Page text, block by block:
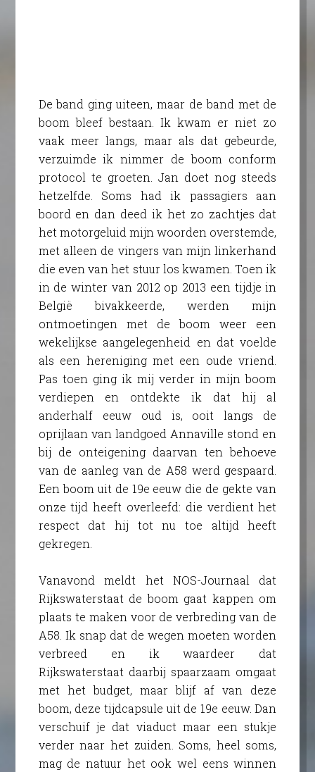
De band ging uiteen, maar de band met de
boom bleef bestaan. Ik kwam er niet zo
vaak meer langs, maar als dat gebeurde,
verzuimde ik nimmer de boom conform
protocol te groeten. Jan doet nog steeds
hetzelfde. Soms had ik passagiers aan
boord en dan deed ik het zo zachtjes dat
het motorgeluid mijn woorden overstemde,
met alleen de vingers van mijn linkerhand
die even van het stuur los kwamen. Toen ik
in de winter van 2012 op 2013 een tijdje in
België bivakkeerde, werden mijn
ontmoetingen met de boom weer een
wekelijkse aangelegenheid en dat voelde
als een hereniging met een oude vriend.
Pas toen ging ik mij verder in mijn boom
verdiepen en ontdekte ik dat hij al
anderhalf eeuw oud is, ooit langs de
oprijlaan van landgoed Annaville stond en
bij de onteigening daarvan ten behoeve
van de aanleg van de A58 werd gespaard.
Een boom uit de 19e eeuw die de gekte van
onze tijd heeft overleefd: die verdient het
respect dat hij tot nu toe altijd heeft
gekregen.
Vanavond meldt het NOS-Journaal dat
Rijkswaterstaat de boom gaat kappen om
plaats te maken voor de verbreding van de
A58. Ik snap dat de wegen moeten worden
verbreed en ik waardeer dat
Rijkswaterstaat daarbij spaarzaam omgaat
met het budget, maar blijf af van deze
boom, deze tijdcapsule uit de 19e eeuw. Dan
verschuif je dat viaduct maar een stukje
verder naar het zuiden. Soms, heel soms,
mag de natuur het ook wel eens winnen